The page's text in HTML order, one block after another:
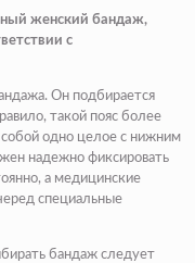
женский бандаж,
с
Он подбирается
такой пояс более
одно целое с нижним
надежно фиксировать
а медицинские
специальные
бандаж следует